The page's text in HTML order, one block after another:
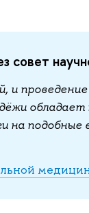
совет
и
обладает
на подобные